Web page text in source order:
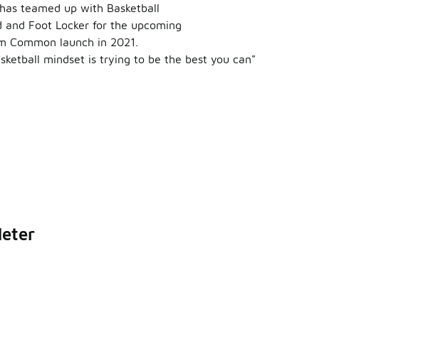
teamed up with Basketball
and Foot Locker for the upcoming
Common launch in 2021.
mindset is trying to be the best you can"